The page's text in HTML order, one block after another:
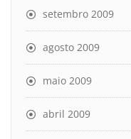
setembro 2009
agosto 2009
maio 2009
abril 2009